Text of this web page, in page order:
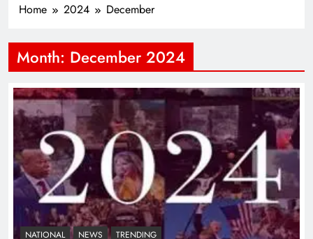
Home 2024 December
Month: December 2024
NATIONAL NEWS TRENDING